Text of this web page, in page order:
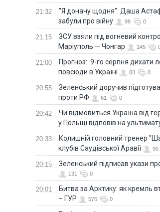
21:32
"Я доначу щодня": Даша
забули про війну
99 0
21:15
ЗСУ взяли під вогневий
Маріуполь — Чонгар
145
21:00
Прогноз: 9-го серпня дихати
повсюди в Україні
83 0
20:55
Зеленський доручив
проти РФ
61 0
20:42
Чи відмовиться Україна від
у Польщі відповів на
20:33
Колишній головний тренер
клубів Саудівської Аравії
90
20:15 Зеленський підписав укази
131 0
20:01
Битва за Арктику: як кремль
– ГУР
576 0